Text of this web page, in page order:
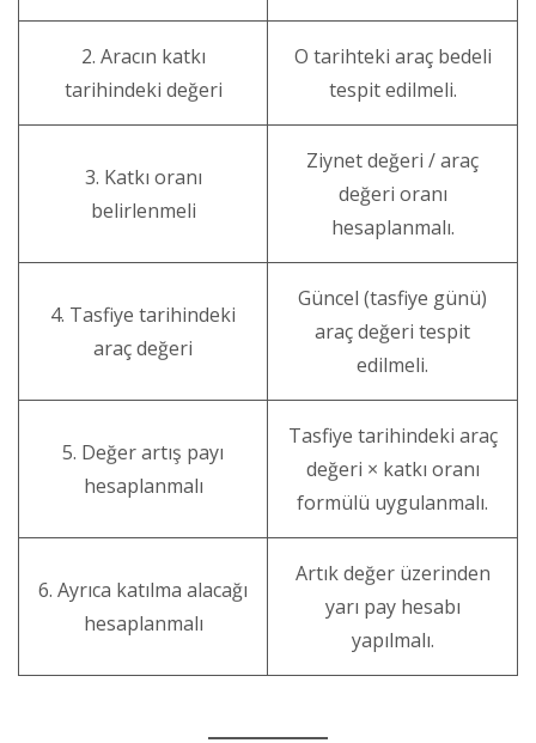
2. Aracın katkı
tarihindeki değeri
O tarihteki araç bedeli
tespit edilmeli.
3. Katkı oranı
belirlenmeli
Ziynet değeri / araç
değeri oranı
hesaplanmalı.
4. Tasfiye tarihindeki
araç değeri
Güncel (tasfiye günü)
araç değeri tespit
edilmeli.
5. Değer artış payı
hesaplanmalı
Tasfiye tarihindeki araç
değeri × katkı oranı
formülü uygulanmalı.
6. Ayrıca katılma alacağı
hesaplanmalı
Artık değer üzerinden
yarı pay hesabı
yapılmalı.